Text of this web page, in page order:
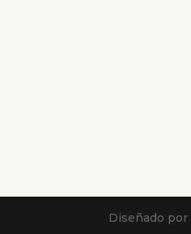
Diseñado por